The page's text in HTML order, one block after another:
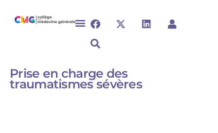
Prise en charge des
traumatismes sévères​